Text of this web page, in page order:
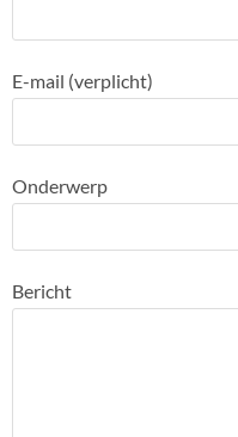
E-mail (verplicht)
Onderwerp
Bericht